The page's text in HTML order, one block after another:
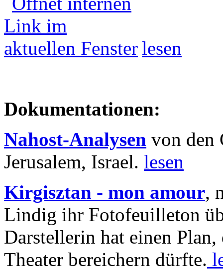
lesen
Dokumentationen:
Nahost-Analysen von den
Jerusalem, Israel. lesen
Kirgisztan - mon amour,
Lindig ihr Fotofeuilleton
Darstellerin hat einen Plan,
Theater bereichern dürfte.